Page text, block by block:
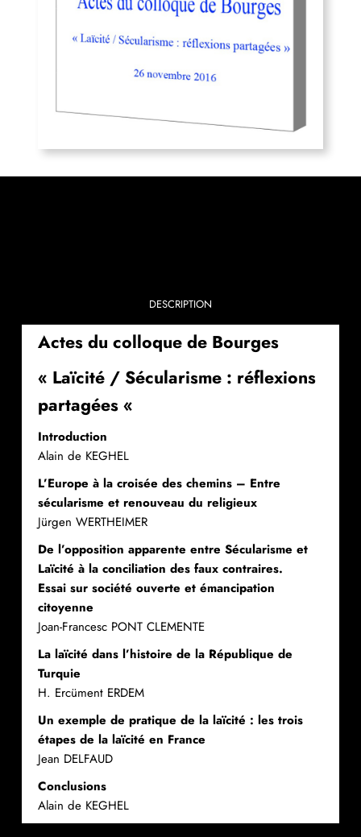
DESCRIPTION
Actes du colloque de Bourges
« Laïcité / Sécularisme : réflexions
partagées «
Introduction
Alain de KEGHEL
L’Europe à la croisée des chemins – Entre
sécularisme et renouveau du religieux
Jürgen WERTHEIMER
De l’opposition apparente entre Sécularisme et
Laïcité à la conciliation des faux contraires.
Essai sur société ouverte et émancipation
citoyenne
Joan-Francesc PONT CLEMENTE
La laïcité dans l’histoire de la République de
Turquie
H. Ercüment ERDEM
Un exemple de pratique de la laïcité : les trois
étapes de la laïcité en France
Jean DELFAUD
Conclusions
Alain de KEGHEL